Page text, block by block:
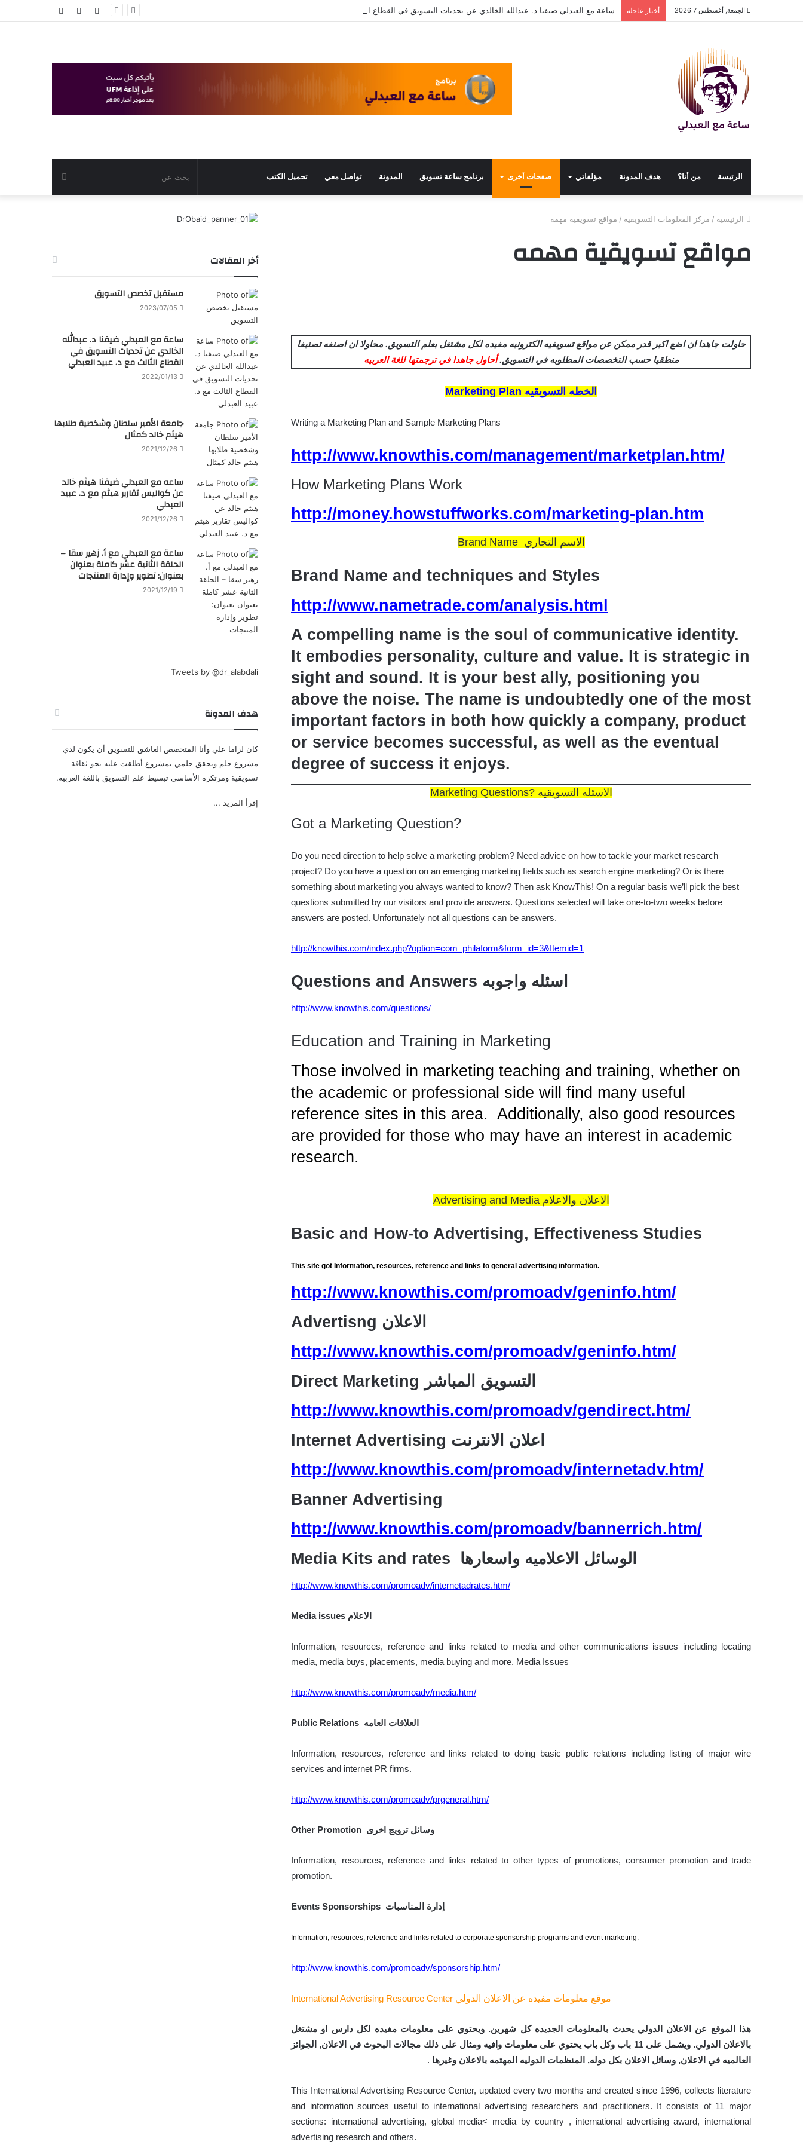
الجمعة, أغسطس 7 2026 أخبار عاجلة ساعة مع العبدلي ضيفنا د. عبدالله الخالدي عن تحديات التسويق في القطاع الثالث مع د. عبيد العبدلي مقال تسجيل
الرئيسة من أنا؟ هدف المدونة مؤلفاتي صفحات أخرى برنامج ساعة تسويق المدونة تواصل معي تحميل الكتب
الرئيسية / مركز المعلومات التسويقيه / مواقع تسويقية مهمه
مواقع تسويقية مهمه
حاولت جاهدا ان اضع اكبر قدر ممكن عن مواقع تسويقيه الكترونيه مفيده لكل مشتغل بعلم التسويق. محاولا ان اصنفه تصنيفا
منطقيا حسب التخصصات المطلوبه في التسويق.أحاول جاهدا في ترجمتها للغة العربيه
Marketing Plan الخطه التسويقيه
Writing a Marketing Plan and Sample Marketing Plans
http://www.knowthis.com/management/marketplan.htm/
How Marketing Plans Work
http://money.howstuffworks.com/marketing-plan.htm
Brand Name الاسم التجاري
Brand Name and techniques and Styles
http://www.nametrade.com/analysis.html
A compelling name is the soul of communicative identity.
It embodies personality, culture and value. It is strategic in
sight and sound. It is your best ally, positioning you
above the noise. The name is undoubtedly one of the most
important factors in both how quickly a company, product
or service becomes successful, as well as the eventual
degree of success it enjoys.
Marketing Questions? الاسئله التسويقيه
Got a Marketing Question?
Do you need direction to help solve a marketing problem? Need advice on how to tackle your market research
project? Do you have a question on an emerging marketing fields such as search engine marketing? Or is there
something about marketing you always wanted to know? Then ask KnowThis! On a regular basis we’ll pick the best
questions submitted by our visitors and provide answers. Questions selected will take one-to-two weeks before
answers are posted. Unfortunately not all questions can be answers.
http://knowthis.com/index.php?option=com_philaform&form_id=3&Itemid=1
Questions and Answers اسئله واجوبه
http://www.knowthis.com/questions/
Education and Training in Marketing
Those involved in marketing teaching and training, whether on
the academic or professional side will find many useful
reference sites in this area. Additionally, also good resources
are provided for those who may have an interest in academic
research.
Advertising and Media الاعلان والاعلام
Basic and How-to Advertising, Effectiveness Studies
This site got Information, resources, reference and links to general advertising information.
http://www.knowthis.com/promoadv/geninfo.htm/
Advertisng الاعلان
http://www.knowthis.com/promoadv/geninfo.htm/
Direct Marketing التسويق المباشر
http://www.knowthis.com/promoadv/gendirect.htm/
Internet Advertising اعلان الانترنت
http://www.knowthis.com/promoadv/internetadv.htm/
Banner Advertising
http://www.knowthis.com/promoadv/bannerrich.htm/
Media Kits and rates الوسائل الاعلاميه واسعارها
http://www.knowthis.com/promoadv/internetadrates.htm/
Media issues الاعلام
Information, resources, reference and links related to media and other communications issues including locating
media, media buys, placements, media buying and more. Media Issues
http://www.knowthis.com/promoadv/media.htm/
Public Relations العلاقات العامه
Information, resources, reference and links related to doing basic public relations including listing of major wire
services and internet PR firms.
http://www.knowthis.com/promoadv/prgeneral.htm/
Other Promotion وسائل ترويج اخرى
Information, resources, reference and links related to other types of promotions, consumer promotion and trade
promotion.
Events Sponsorships إدارة المناسبات
Information, resources, reference and links related to corporate sponsorship programs and event marketing.
http://www.knowthis.com/promoadv/sponsorship.htm/
International Advertising Resource Center موقع معلومات مفيده عن الاعلان الدولي
هذا الموقع عن الاعلان الدولي يحدث بالمعلومات الجديده كل شهرين. ويحتوي على معلومات مفيده لكل دارس او مشتغل
بالاعلان الدولي. ويشمل على 11 باب وكل باب يحتوي على معلومات وافيه ومثال على ذلك مجالات البحوث في الاعلان, الجوائز
العالميه في الاعلان, وسائل الاعلان بكل دوله, المنظمات الدوليه المهتمه بالاعلان وغيرها .
This International Advertising Resource Center, updated every two months and created since 1996, collects literature
and information sources useful to international advertising researchers and practitioners. It consists of 11 major
sections: international advertising, global media< media by country , international advertising award, international
advertising research and others.
أخر المقالات
مستقبل تخصص التسويق
2023/07/05
ساعة مع العبدلي ضيفنا د. عبدالله
الخالدي عن تحديات التسويق في
القطاع الثالث مع د. عبيد العبدلي
2022/01/13
جامعة الأمير سلطان وشخصية طلابها
هيثم خالد كمثال
2021/12/26
ساعه مع العبدلي ضيفنا هيثم خالد
عن كواليس تقارير هيثم مع د. عبيد
العبدلي
2021/12/26
ساعة مع العبدلي مع أ. زهير سقا –
الحلقة الثانية عشر كاملة بعنوان
بعنوان: تطوير وإدارة المنتجات
2021/12/19
Tweets by @dr_alabdali
هدف المدونة
كان لزاما علي وأنا المتخصص العاشق للتسويق أن يكون لدي
مشروع حلم وتحقق حلمي بمشروع أطلقت عليه نحو ثقافة
تسويقية ومرتكزه الأساسي تبسيط علم التسويق باللغة العربيه.
إقرأ المزيد ...